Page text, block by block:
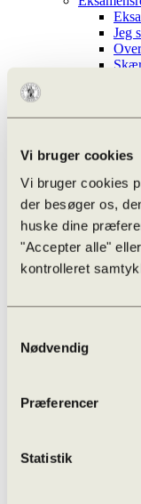
Vi bruger cookies
Vi bruger cookies
der besøger os,
huske dine
"Accepter alle"
kontrolleret
Nødvendig
Præferencer
Statistik
Jeg
Snyd og